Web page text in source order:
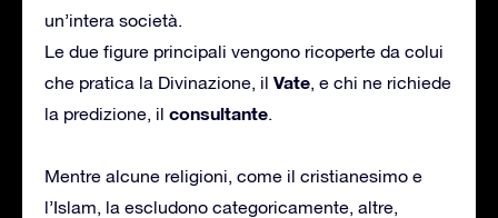
un’intera società.
Le due figure principali vengono ricoperte da colui
che pratica la Divinazione, il Vate, e chi ne richiede
la predizione, il consultante.
Mentre alcune religioni, come il cristianesimo e
l’Islam, la escludono categoricamente, altre,